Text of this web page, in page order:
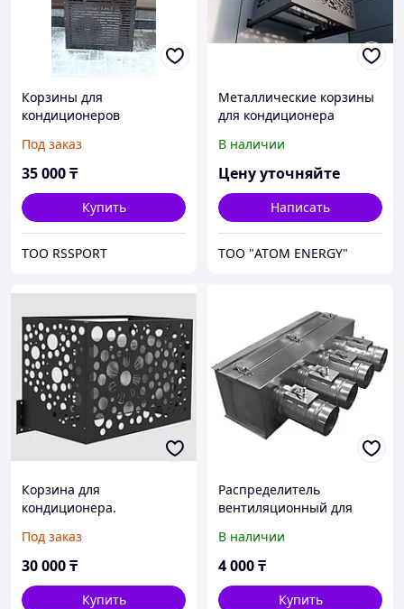
Корзины для
кондиционеров
Под заказ
35 000₸
Купить
ТОО RSSPORT
Металлические корзины
для кондиционера
В наличии
Цену уточняйте
Написать
ТОО "ATOM ENERGY"
Корзина для
кондиционера.
Под заказ
30 000₸
Купить
Распределитель
вентиляционный для
канальных
кондиционеров.
В наличии
4 000₸
Купить